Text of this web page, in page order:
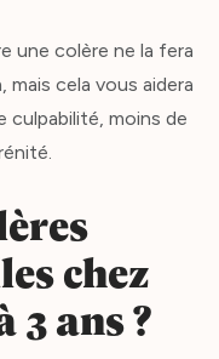
une colère ne la fera
mais cela vous aidera
culpabilité, moins de
chez
3 ans ?